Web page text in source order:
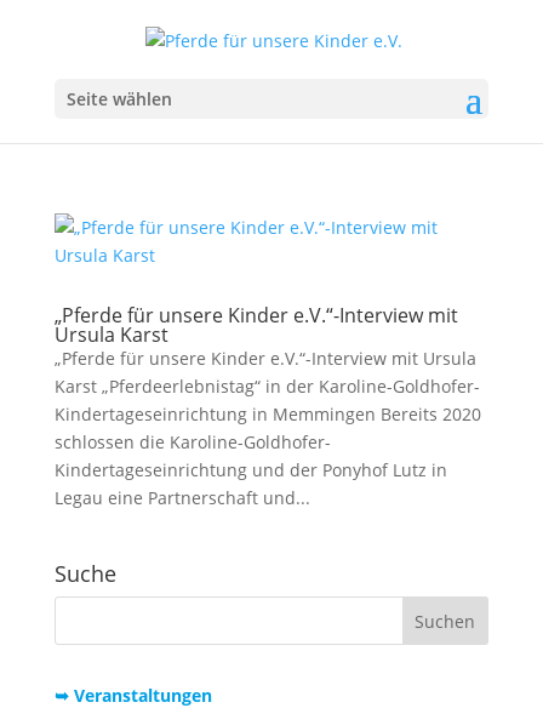
Seite wählen
„Pferde für unsere Kinder e.V.“-Interview mit
Ursula Karst
„Pferde für unsere Kinder e.V.“-Interview mit Ursula
Karst „Pferdeerlebnistag“ in der Karoline-Goldhofer-
Kindertageseinrichtung in Memmingen Bereits 2020
schlossen die Karoline-Goldhofer-
Kindertageseinrichtung und der Ponyhof Lutz in
Legau eine Partnerschaft und...
Suche
➥ Veranstaltungen